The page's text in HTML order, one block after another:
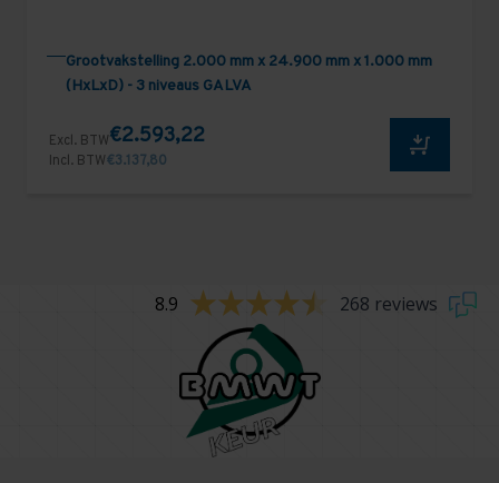
Grootvakstelling 2.000 mm x 24.900 mm x 1.000 mm
(HxLxD) - 3 niveaus GALVA
Excl. BTW€2.593,22
Incl. BTW€3.137,80
8.9 268 reviews